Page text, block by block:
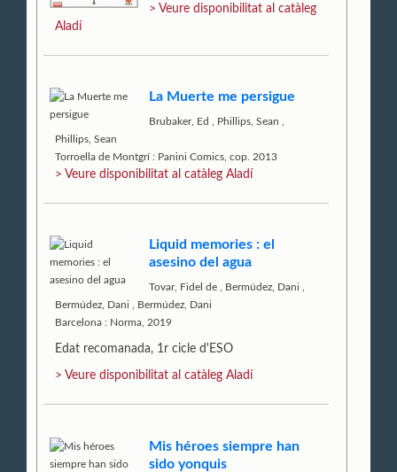
> Veure disponibilitat al catàleg
Aladí
La Muerte me persigue
Brubaker, Ed Phillips, Sean
Phillips, Sean
Torroella de Montgrí : Panini Comics, cop. 2013
> Veure disponibilitat al catàleg Aladí
Liquid memories : el
asesino del agua
Tovar, Fidel de Bermúdez, Dani
Bermúdez, Dani
Bermúdez, Dani
Barcelona : Norma, 2019
Edat recomanada, 1r cicle d'ESO
> Veure disponibilitat al catàleg Aladí
Mis héroes siempre han
sido yonquis